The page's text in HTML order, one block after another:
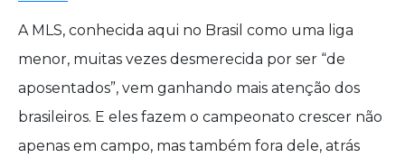
A MLS, conhecida aqui no Brasil como uma liga
menor, muitas vezes desmerecida por ser “de
aposentados”, vem ganhando mais atenção dos
brasileiros. E eles fazem o campeonato crescer não
apenas em campo, mas também fora dele, atrás